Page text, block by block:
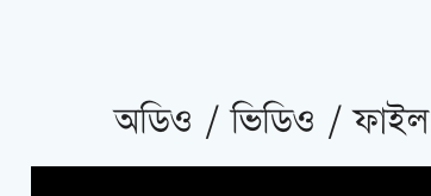
অডিও / ভিডিও / ফাইল